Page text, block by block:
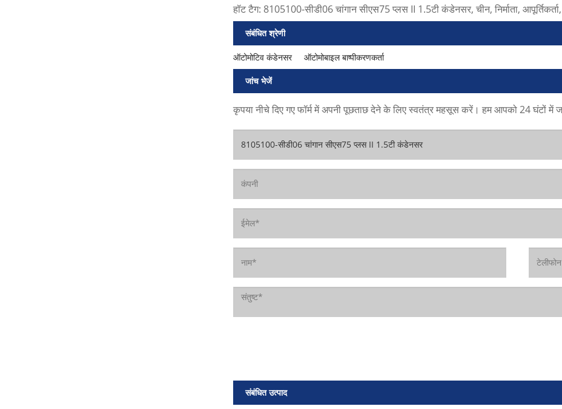
हॉट टैग: 8105100-सीडी06 चांगान सीएस75 प्लस II 1.5टी कंडेनसर, चीन, निर्माता,
संबंधित श्रेणी
ऑटोमोटिव कंडेनसर ऑटोमोबाइल बाष्पीकरणकर्ता
जांच भेजें
कृपया नीचे दिए गए फॉर्म में अपनी पूछताछ देने के लिए स्वतंत्र महसूस करें। हम आपको 24 घंटों में
संबंधित उत्पाद